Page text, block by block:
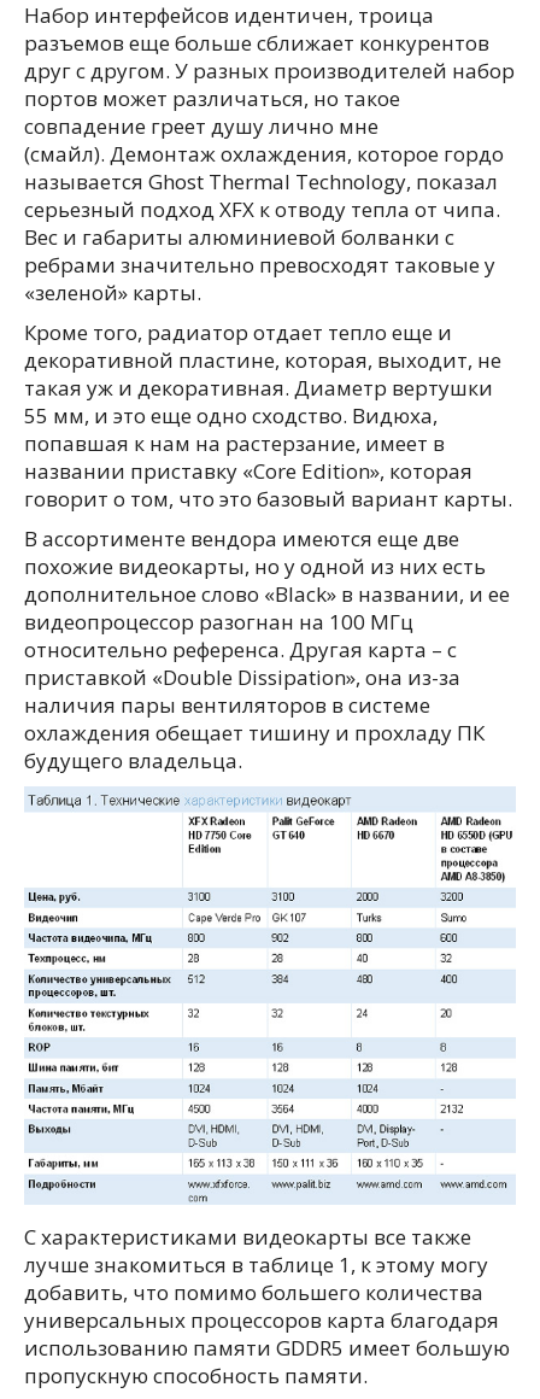
Набор интерфейсов идентичен, троица
разъемов еще больше сближает конкурентов
друг с другом. У разных производителей набор
портов может различаться, но такое
совпадение греет душу лично мне
(смайл). Демонтаж охлаждения, которое гордо
называется Ghost Thermal Technology, показал
серьезный подход XFX к отводу тепла от чипа.
Вес и габариты алюминиевой болванки с
ребрами значительно превосходят таковые у
«зеленой» карты.
Кроме того, радиатор отдает тепло еще и
декоративной пластине, которая, выходит, не
такая уж и декоративная. Диаметр вертушки
55 мм, и это еще одно сходство. Видюха,
попавшая к нам на растерзание, имеет в
названии приставку «Core Edition», которая
говорит о том, что это базовый вариант карты.
В ассортименте вендора имеются еще две
похожие видеокарты, но у одной из них есть
дополнительное слово «Black» в названии, и ее
видеопроцессор разогнан на 100 МГц
относительно референса. Другая карта – с
приставкой «Double Dissipation», она из-за
наличия пары вентиляторов в системе
охлаждения обещает тишину и прохладу ПК
будущего владельца.
С характеристиками видеокарты все также
лучше знакомиться в таблице 1, к этому могу
добавить, что помимо большего количества
универсальных процессоров карта благодаря
использованию памяти GDDR5 имеет большую
пропускную способность памяти.